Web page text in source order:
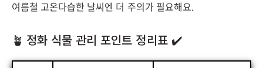
여름철 고온다습한 날씨엔 더 주의가 필요해요.
🪴 정화 식물 관리 포인트 정리표 ✔️